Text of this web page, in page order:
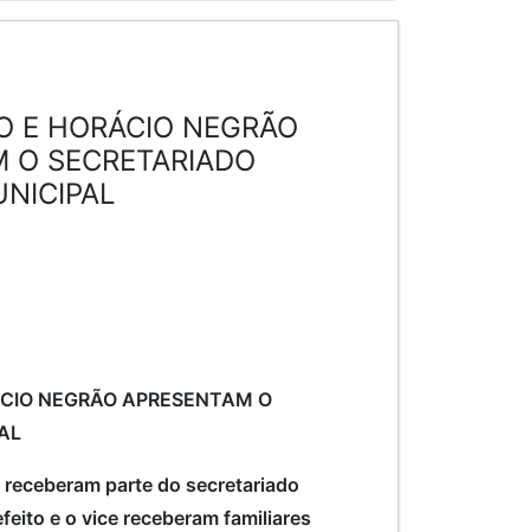
E HORÁCIO NEGRÃO
O SECRETARIADO
NEGRÃO APRESENTAM O
parte do secretariado
e o vice receberam familiares